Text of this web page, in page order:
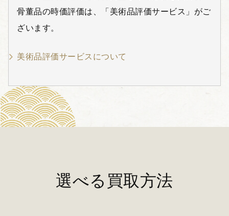
骨董品の時価評価は、「美術品評価サービス」がご
ざいます。
美術品評価サービスについて
選べる買取方法